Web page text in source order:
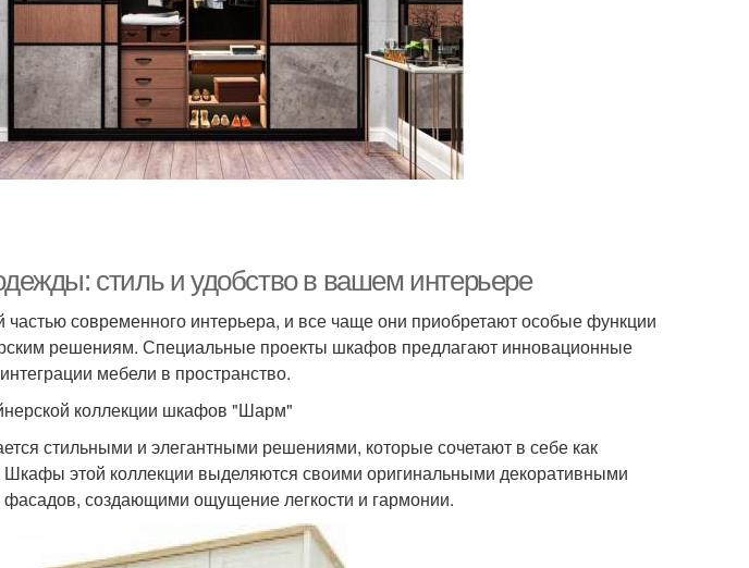
стиль и удобство в вашем интерьере
современного интерьера, и все чаще они приобретают особые функции
решениям. Специальные проекты шкафов предлагают инновационные
мебели в пространство.
коллекции шкафов "Шарм"
стильными и элегантными решениями, которые сочетают в себе как
Шкафы этой коллекции выделяются своими оригинальными декоративными
создающими ощущение легкости и гармонии.